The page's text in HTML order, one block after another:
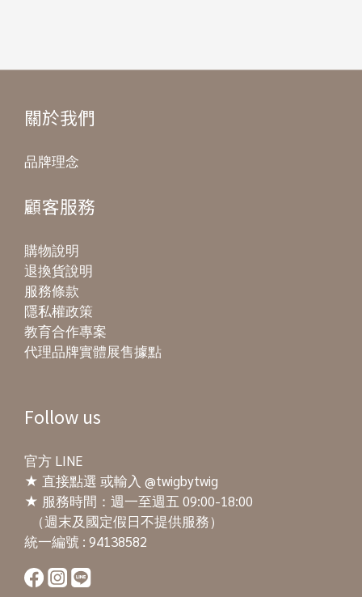
關於我們
品牌理念
顧客服務
購物說明
退換貨說明
服務條款
隱私權政策
教育合作專案
代理品牌實體展售據點
Follow us
官方 LINE
★ 直接點選 或輸入 @twigbytwig
★ 服務時間：週一至週五 09:00-18:00
（週末及國定假日不提供服務）
統一編號 : 94138582